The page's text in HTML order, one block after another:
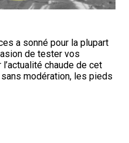
a sonné pour la plupart
de tester vos
chaude de cet
modération, les pieds